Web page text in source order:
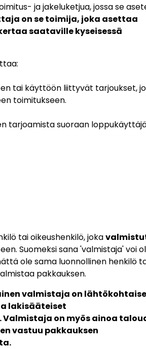
ja jakeluketjua, jossa se
on se toimija, joka asettaa
saataville kyseisessä
tai käyttöön liittyvät tarjoukset,
toimitukseen.
tarjoamista suoraan
tai oikeushenkilö, joka
Suomeksi sana 'valmistaja' voi
ole sama luonnollinen henkilö
pakkauksen.
valmistaja on
lakisääteiset
on myös ainoa
vastuu pakkauksen